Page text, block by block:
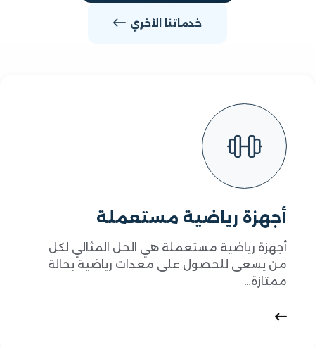
خدماتنا الأخري
أجهزة رياضية مستعملة
أجهزة رياضية مستعملة هي الحل المثالي لكل
من يسعى للحصول على معدات رياضية بحالة
ممتازة…